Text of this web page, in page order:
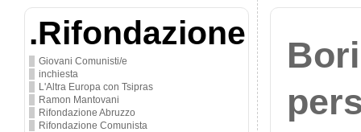
.Rifondazione
Giovani Comunisti/e
inchiesta
L'Altra Europa con Tsipras
Ramon Mantovani
Rifondazione Abruzzo
Rifondazione Comunista